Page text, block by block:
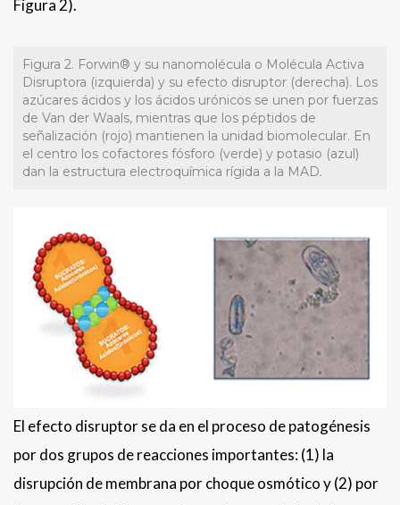
Figura 2).
Figura 2. Forwin® y su nanomolécula o Molécula Activa
Disruptora (izquierda) y su efecto disruptor (derecha). Los
azúcares ácidos y los ácidos urónicos se unen por fuerzas
de Van der Waals, mientras que los péptidos de
señalización (rojo) mantienen la unidad biomolecular. En
el centro los cofactores fósforo (verde) y potasio (azul)
dan la estructura electroquímica rígida a la MAD.
El efecto disruptor se da en el proceso de patogénesis
por dos grupos de reacciones importantes: (1) la
disrupción de membrana por choque osmótico y (2) por